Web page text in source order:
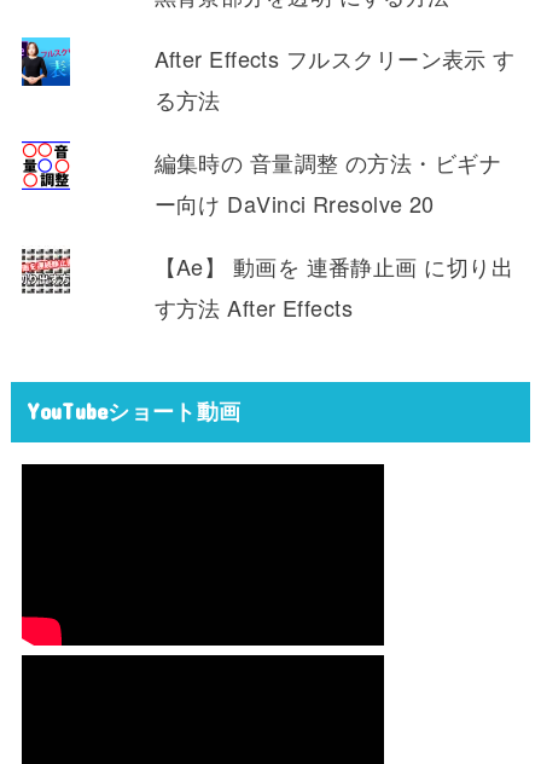
After Effects フルスクリーン表示 す
る方法
編集時の 音量調整 の方法・ビギナ
ー向け DaVinci Rresolve 20
【Ae】 動画を 連番静止画 に切り出
す方法 After Effects
YouTubeショート動画